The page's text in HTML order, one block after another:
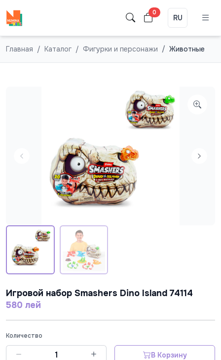
0
RU
Главная Каталог Фигурки и персонажи Животные
Игровой набор Smashers Dino Island 74114
580 лей
Количество
В Корзину